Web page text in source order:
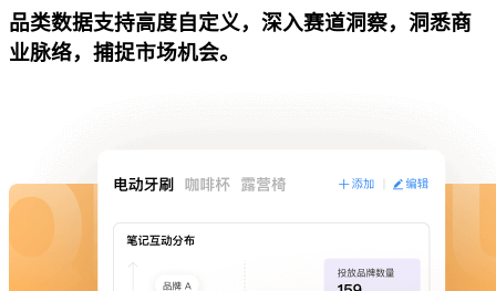
品类数据支持高度自定义，深入赛道洞察，洞悉商
业脉络，捕捉市场机会。